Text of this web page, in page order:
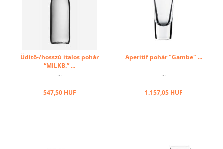
Üdítő-/hosszú italos pohár
“MILKB.” ...
...
547,50 HUF
Aperitif pohár "Gambe" ...
...
1.157,05 HUF